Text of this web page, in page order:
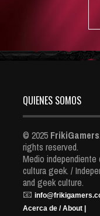
QUIENES SOMOS
© 2025 FrikiGamers
rights reserved.
Medio
cultura geek. /
and geek culture.
📧
Acerca de / About |